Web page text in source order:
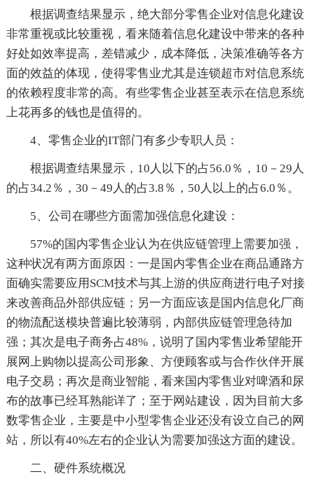
根据调查结果显示，绝大部分零售企业对信息化建设
非常重视或比较重视，看来随着信息化建设中带来的各种
好处如效率提高，差错减少，成本降低，决策准确等各方
面的效益的体现，使得零售业尤其是连锁超市对信息系统
的依赖程度非常的高。有些零售企业甚至表示在信息系统
上花再多的钱也是值得的。
4、零售企业的IT部门有多少专职人员：
根据调查结果显示，10人以下的占56.0％，10－29人
的占34.2％，30－49人的占3.8％，50人以上的占6.0％。
5、公司在哪些方面需加强信息化建设：
57%的国内零售企业认为在供应链管理上需要加强，
这种状况有两方面原因：一是国内零售企业在商品通路方
面确实需要应用SCM技术与其上游的供应商进行电子对接
来改善商品外部供应链；另一方面应该是国内信息化厂商
的物流配送模块普遍比较薄弱，内部供应链管理急待加
强；其次是电子商务占48%，说明了国内零售业希望能开
展网上购物以提高公司形象、方便顾客或与合作伙伴开展
电子交易；再次是商业智能，看来国内零售业对啤酒和尿
布的故事已经耳熟能详了；至于网站建设，因为目前大多
数零售企业，主要是中小型零售企业还没有设立自己的网
站，所以有40%左右的企业认为需要加强这方面的建设。
二、硬件系统概况